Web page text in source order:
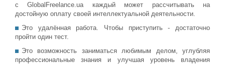
с GlobalFreelance.ua каждый может рассчитывать на
достойную оплату своей интеллектуальной деятельности.
Это удалённая работа. Чтобы приступить - достаточно
пройти один тест.
Это возможность заниматься любимым делом, углубляя
профессиональные знания и улучшая уровень владения